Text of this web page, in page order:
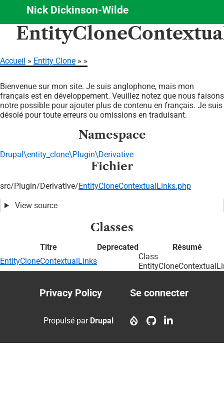
Aller
principal
Nick Dickinson-Wilde
d'Ariane
Accueil Entity Clone
Bienvenue sur mon site. Je suis anglophone, mais mon
français est en développement. Veuillez notez que nous faisons
notre possible pour ajouter plus de contenu en français. Je suis
désolé pour toute erreurs ou omissions en traduisant.
Namespace
Drupal\entity_clone\Plugin\Derivative
Fichier
src/Plugin/Derivative/EntityCloneContextualLinks.php
View source
Classes
Titre Deprecated
Résumé
EntityCloneContextualLinks
Class
Footer
menu
Privacy Policy
account
Se connecter
Propulsé par Drupal